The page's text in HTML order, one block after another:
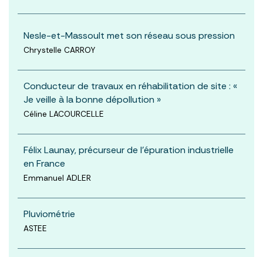
Nesle-et-Massoult met son réseau sous pression
Chrystelle CARROY
Conducteur de travaux en réhabilitation de site : «
Je veille à la bonne dépollution »
Céline LACOURCELLE
Félix Launay, précurseur de l'épuration industrielle
en France
Emmanuel ADLER
Pluviométrie
ASTEE